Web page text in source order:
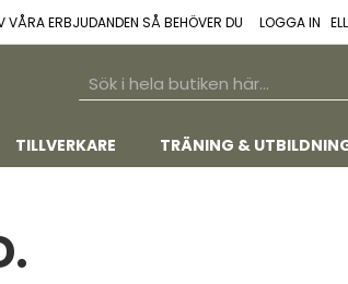
VÅRA ERBJUDANDEN SÅ BEHÖVER DU LOGGA IN
SEARCH
TILLVERKARE TRÄNING &